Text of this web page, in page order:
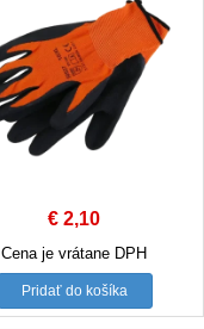
€2,10
Cena je vrátane DPH
Pridať do košíka